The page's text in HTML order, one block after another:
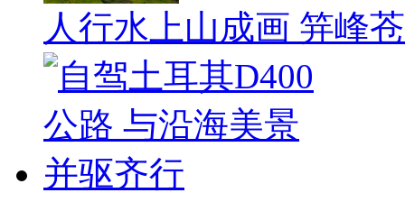
人行水上山成画 笄峰